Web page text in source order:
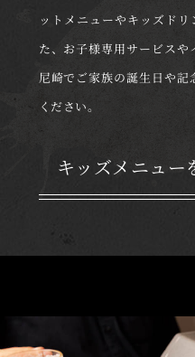
ットメニューやキッズド
た、お子様専用サービスや
尼崎でご家族の誕生日や
ください。
キッズメニュー